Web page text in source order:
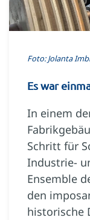
Foto: Jolanta
Es war
In einem
Schritt für
Industrie-
Ensemble
den
historische